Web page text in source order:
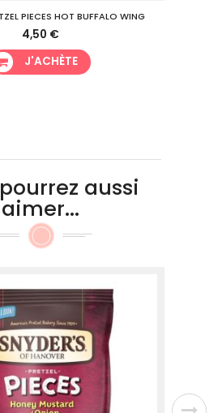
PIECES HOT BUFFALO WING
4,50 €
J'ACHÈTE
aussi
aimer...